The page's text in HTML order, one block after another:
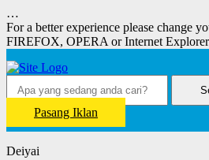
…
For a better experience please change
FIREFOX, OPERA or Internet
Pasang Iklan
Deiyai